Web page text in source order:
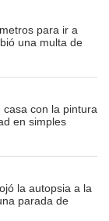
para ir a
una multa de
con la pintura
en simples
la autopsia a la
parada de